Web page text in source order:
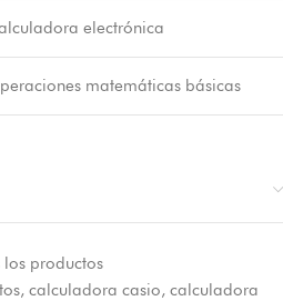
electrónica
matemáticas básicas
los productos
, calculadora casio, calculadora